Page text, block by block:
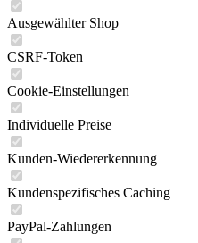
Ausgewählter Shop
CSRF-Token
Cookie-Einstellungen
Individuelle Preise
Kunden-Wiedererkennung
Kundenspezifisches Caching
PayPal-Zahlungen